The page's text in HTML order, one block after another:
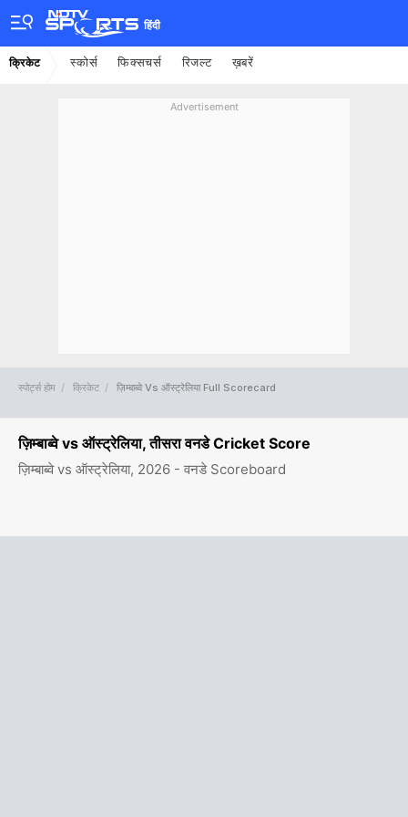
हिंदी
क्रिकेट स्कोर्स फिक्सचर्स रिजल्ट ख़बरें
Advertisement
स्पोर्ट्स होम क्रिकेट ज़िम्बाब्वे Vs ऑस्ट्रेलिया Full Scorecard
ज़िम्बाब्वे vs ऑस्ट्रेलिया, तीसरा वनडे Cricket Score
ज़िम्बाब्वे vs ऑस्ट्रेलिया, 2026 - वनडे Scoreboard